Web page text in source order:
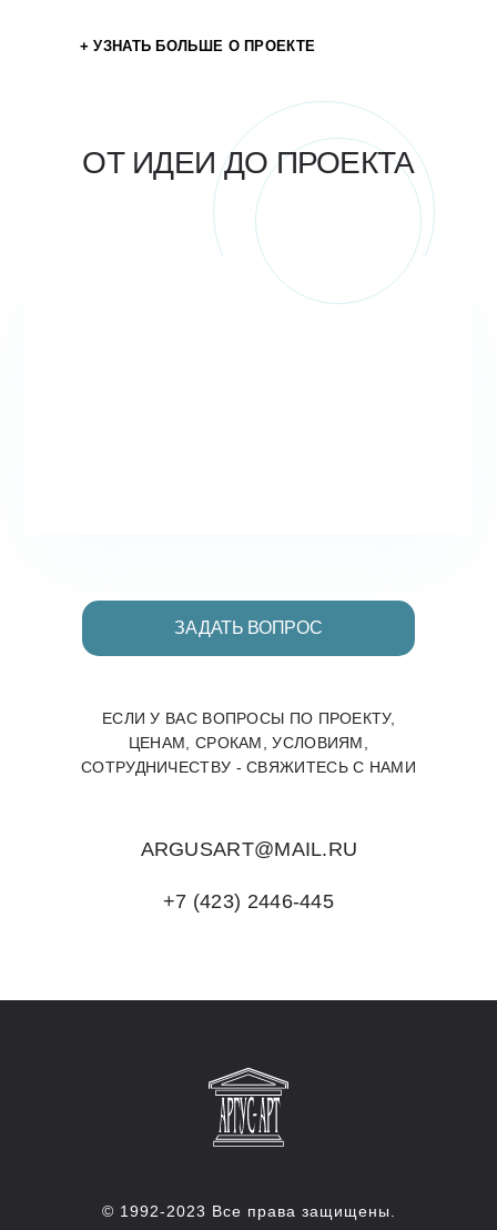
+ УЗНАТЬ БОЛЬШЕ О ПРОЕКТЕ
ОТ ИДЕИ ДО ПРОЕКТА
ЕСЛИ У ВАС ВОПРОСЫ ПО ПРОЕКТУ,
ЦЕНАМ, СРОКАМ, УСЛОВИЯМ,
СОТРУДНИЧЕСТВУ - СВЯЖИТЕСЬ С НАМИ
ARGUSART@MAIL.RU
+7 (423) 2446-445
ЗАДАТЬ ВОПРОС
© 1992-2023 Все права защищены.